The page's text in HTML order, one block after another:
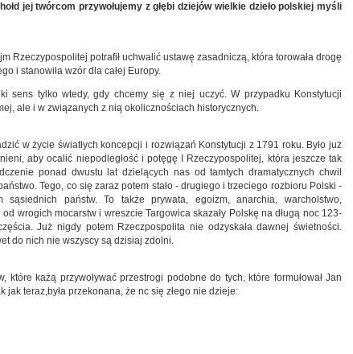
jej twórcom przywołujemy z głębi dziejów wielkie dzieło polskiej myśli
Rzeczypospolitej potrafił uchwalić ustawę zasadniczą, która torowała drogę
i stanowiła wzór dla całej Europy.
sens tylko wtedy, gdy chcemy się z niej uczyć. W przypadku Konstytucji
ale i w związanych z nią okolicznościach historycznych.
w życie światłych koncepcji i rozwiązań Konstytucji z 1791 roku. Było już
aby ocalić niepodległość i potęgę I Rzeczypospolitej, która jeszcze tak
ponad dwustu lat dzielących nas od tamtych dramatycznych chwil
Tego, co się zaraz potem stało - drugiego i trzeciego rozbioru Polski -
państw. To także prywata, egoizm, anarchia, warcholstwo,
wrogich mocarstw i wreszcie Targowica skazały Polskę na długą noc 123-
Już nigdy potem Rzeczpospolita nie odzyskała dawnej świetności.
do nich nie wszyscy są dzisiaj zdolni.
każą przywoływać przestrogi podobne do tych, które formułował Jan
jak teraz,była przekonana, że nc się złego nie dzieje: